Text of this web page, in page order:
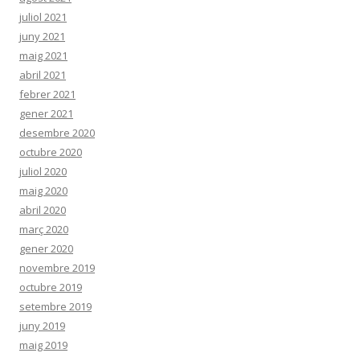
juliol 2021
juny 2021
maig 2021
abril 2021
febrer 2021
gener 2021
desembre 2020
octubre 2020
juliol 2020
maig 2020
abril 2020
març 2020
gener 2020
novembre 2019
octubre 2019
setembre 2019
juny 2019
maig 2019